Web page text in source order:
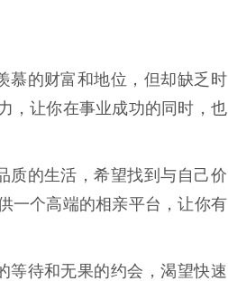
慕的财富和地位，但却缺乏时
，让你在事业成功的同时，也
质的生活，希望找到与自己价
一个高端的相亲平台，让你有
等待和无果的约会，渴望快速